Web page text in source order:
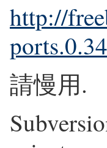
http://
請慢用.